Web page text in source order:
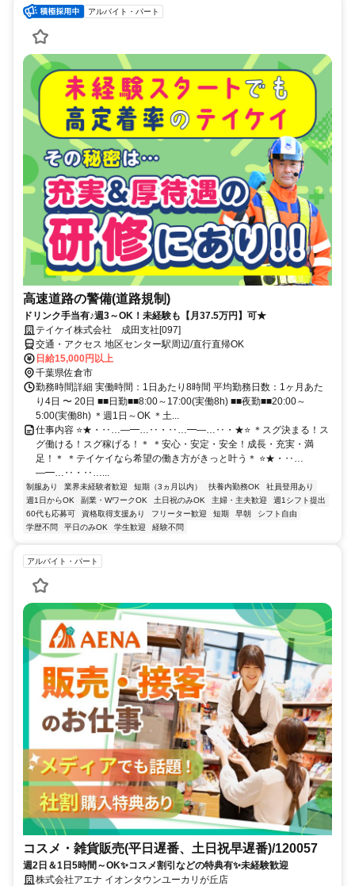
アルバイト・パート
高速道路の警備(道路規制)
ドリンク手当有♪週3～OK！未経験も【月37.5万円】可★
テイケイ株式会社 成田支社[097]
交通・アクセス 地区センター駅周辺/直行直帰OK
日給15,000円以上
千葉県佐倉市
勤務時間詳細 実働時間：1日あたり8時間 平均勤務日数：1ヶ月あた
り4日 〜 20日 ■■日勤■■8:00～17:00(実働8h) ■■夜勤■■20:00～
5:00(実働8h) ＊週1日～OK ＊土...
仕事内容 ⭐★・‥…―━…‥・‥…━―…‥・★⭐ ＊スグ決まる！ス
グ働ける！スグ稼げる！＊ ＊安心・安定・安全！成長・充実・満
足！＊ ＊テイケイなら希望の働き方がきっと叶う＊ ⭐★・‥…
―━…‥・‥…...
制服あり 業界未経験者歓迎 短期（3ヵ月以内） 扶養内勤務OK
社員登用あり
週1日からOK
副業・WワークOK 土日祝のみOK 主婦・主夫歓迎
週1シフト提出
60代も応募可
資格取得支援あり フリーター歓迎 短期 早朝
シフト自由
学歴不問
平日のみOK 学生歓迎 経験不問
アルバイト・パート
コスメ・雑貨販売(平日遅番、土日祝早遅番)/120057
週2日＆1日5時間～OK✨コスメ割引などの特典有✨未経験歓迎
株式会社アエナ イオンタウンユーカリが丘店